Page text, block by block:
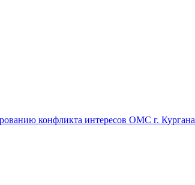
конфликта интересов ОМС г. Кургана